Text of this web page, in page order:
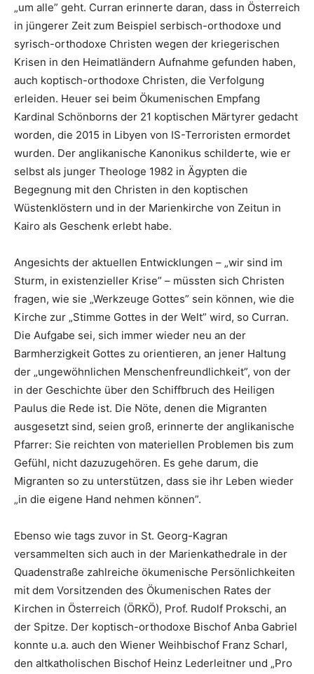
„um alle” geht. Curran erinnerte daran, dass in Österreich
in jüngerer Zeit zum Beispiel serbisch-orthodoxe und
syrisch-orthodoxe Christen wegen der kriegerischen
Krisen in den Heimatländern Aufnahme gefunden haben,
auch koptisch-orthodoxe Christen, die Verfolgung
erleiden. Heuer sei beim Ökumenischen Empfang
Kardinal Schönborns der 21 koptischen Märtyrer gedacht
worden, die 2015 in Libyen von IS-Terroristen ermordet
wurden. Der anglikanische Kanonikus schilderte, wie er
selbst als junger Theologe 1982 in Ägypten die
Begegnung mit den Christen in den koptischen
Wüstenklöstern und in der Marienkirche von Zeitun in
Kairo als Geschenk erlebt habe.
Angesichts der aktuellen Entwicklungen – „wir sind im
Sturm, in existenzieller Krise” – müssten sich Christen
fragen, wie sie „Werkzeuge Gottes” sein können, wie die
Kirche zur „Stimme Gottes in der Welt” wird, so Curran.
Die Aufgabe sei, sich immer wieder neu an der
Barmherzigkeit Gottes zu orientieren, an jener Haltung
der „ungewöhnlichen Menschenfreundlichkeit”, von der
in der Geschichte über den Schiffbruch des Heiligen
Paulus die Rede ist. Die Nöte, denen die Migranten
ausgesetzt sind, seien groß, erinnerte der anglikanische
Pfarrer: Sie reichten von materiellen Problemen bis zum
Gefühl, nicht dazuzugehören. Es gehe darum, die
Migranten so zu unterstützen, dass sie ihr Leben wieder
„in die eigene Hand nehmen können”.
Ebenso wie tags zuvor in St. Georg-Kagran
versammelten sich auch in der Marienkathedrale in der
Quadenstraße zahlreiche ökumenische Persönlichkeiten
mit dem Vorsitzenden des Ökumenischen Rates der
Kirchen in Österreich (ÖRKÖ), Prof. Rudolf Prokschi, an
der Spitze. Der koptisch-orthodoxe Bischof Anba Gabriel
konnte u.a. auch den Wiener Weihbischof Franz Scharl,
den altkatholischen Bischof Heinz Lederleitner und „Pro